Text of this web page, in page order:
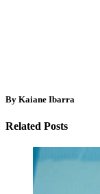
By Kaiane Ibarra
Related Posts